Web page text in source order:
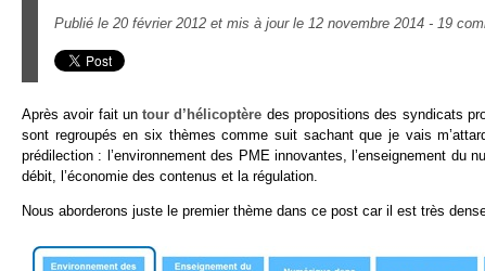
Publié le 20 février 2012 et mis à jour le 12 novembre 2014 - 19
Après avoir fait untour d’hélicoptère des propositions des syndicats
sont regroupés en six thèmes comme suit sachant que je vais
prédilection : l’environnement des PME innovantes, l’enseignement du
débit, l’économie des contenus et la régulation.
Nous aborderons juste le premier thème dans ce post car il est très